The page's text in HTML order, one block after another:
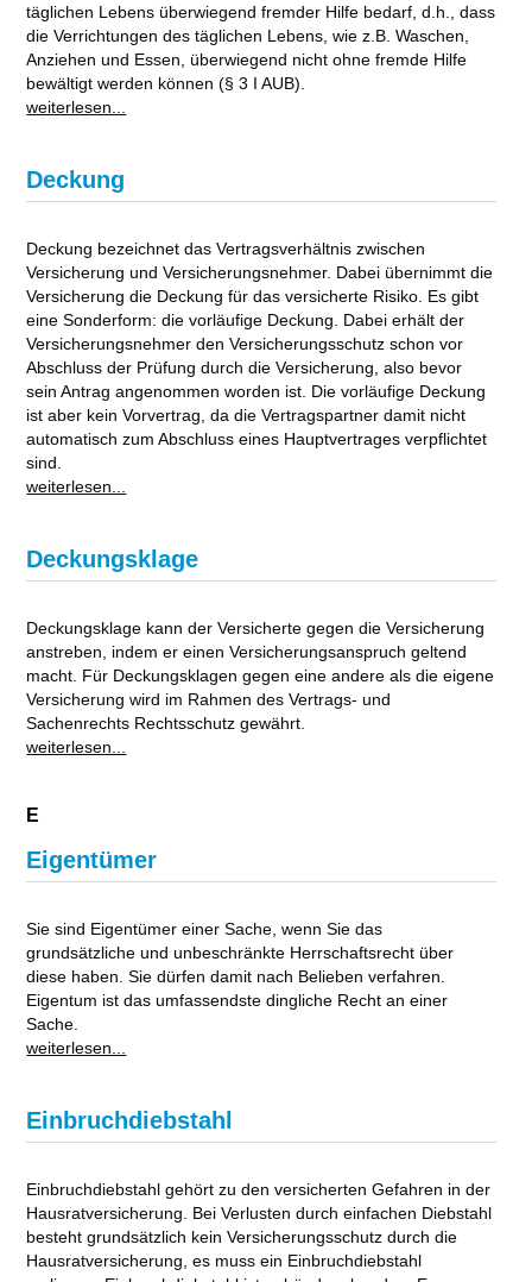
täglichen Lebens überwiegend fremder Hilfe bedarf, d.h., dass
die Verrichtungen des täglichen Lebens, wie z.B. Waschen,
Anziehen und Essen, überwiegend nicht ohne fremde Hilfe
bewältigt werden können (§ 3 I AUB).
weiterlesen...
Deckung
Deckung bezeichnet das Vertragsverhältnis zwischen
Versicherung und Versicherungsnehmer. Dabei übernimmt die
Versicherung die Deckung für das versicherte Risiko. Es gibt
eine Sonderform: die vorläufige Deckung. Dabei erhält der
Versicherungsnehmer den Versicherungsschutz schon vor
Abschluss der Prüfung durch die Versicherung, also bevor
sein Antrag angenommen worden ist. Die vorläufige Deckung
ist aber kein Vorvertrag, da die Vertragspartner damit nicht
automatisch zum Abschluss eines Hauptvertrages verpflichtet
sind.
weiterlesen...
Deckungsklage
Deckungsklage kann der Versicherte gegen die Versicherung
anstreben, indem er einen Versicherungsanspruch geltend
macht. Für Deckungsklagen gegen eine andere als die eigene
Versicherung wird im Rahmen des Vertrags- und
Sachenrechts Rechtsschutz gewährt.
weiterlesen...
E
Eigentümer
Sie sind Eigentümer einer Sache, wenn Sie das
grundsätzliche und unbeschränkte Herrschaftsrecht über
diese haben. Sie dürfen damit nach Belieben verfahren.
Eigentum ist das umfassendste dingliche Recht an einer
Sache.
weiterlesen...
Einbruchdiebstahl
Einbruchdiebstahl gehört zu den versicherten Gefahren in der
Hausratversicherung. Bei Verlusten durch einfachen Diebstahl
besteht grundsätzlich kein Versicherungsschutz durch die
Hausratversicherung, es muss ein Einbruchdiebstahl